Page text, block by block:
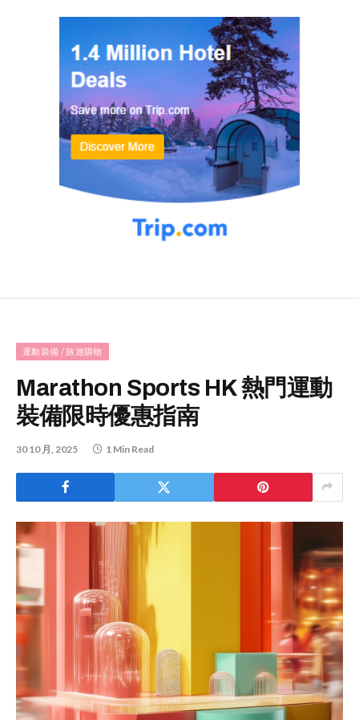
運動裝備 / 旅遊購物
Marathon Sports HK 熱門運動
裝備限時優惠指南
30 10 月, 2025 1 Min Read